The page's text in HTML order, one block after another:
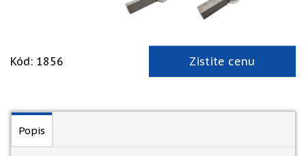
Kód: 1856 Zistite cenu
Popis